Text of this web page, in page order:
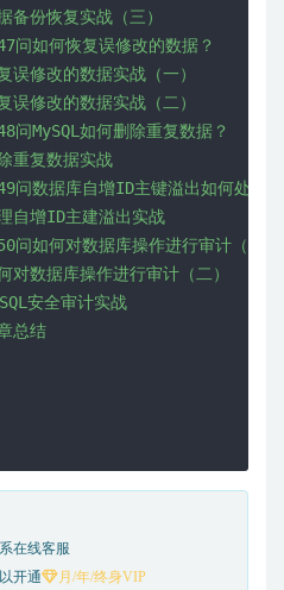
份恢复实战（三）
如何恢复误修改的数据？
修改的数据实战（一）
修改的数据实战（二）
MySQL如何删除重复数据？
复数据实战
数据库自增ID主键溢出如何处理？
增ID主建溢出实战
如何对数据库操作进行审计（一）
数据库操作进行审计（二）
安全审计实战
总结
在线客服
开通
月/年/终身VIP